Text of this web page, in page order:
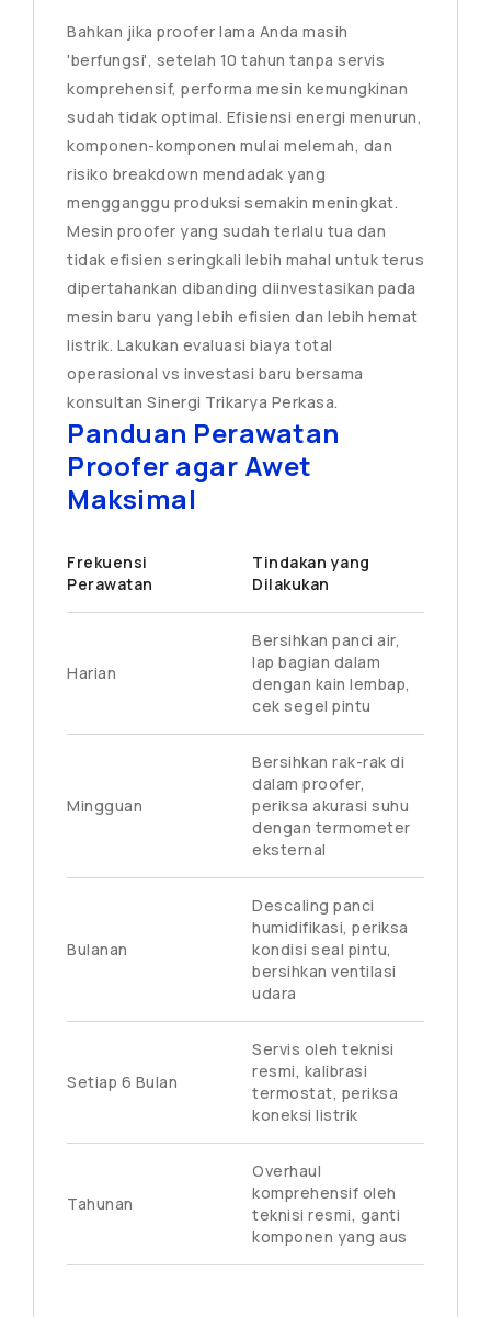
Bahkan jika proofer lama Anda masih
'berfungsi', setelah 10 tahun tanpa servis
komprehensif, performa mesin kemungkinan
sudah tidak optimal. Efisiensi energi menurun,
komponen-komponen mulai melemah, dan
risiko breakdown mendadak yang
mengganggu produksi semakin meningkat.
Mesin proofer yang sudah terlalu tua dan
tidak efisien seringkali lebih mahal untuk terus
dipertahankan dibanding diinvestasikan pada
mesin baru yang lebih efisien dan lebih hemat
listrik. Lakukan evaluasi biaya total
operasional vs investasi baru bersama
konsultan Sinergi Trikarya Perkasa.
Panduan Perawatan
Proofer agar Awet
Maksimal
Frekuensi
Perawatan
Tindakan yang
Dilakukan
Harian
Bersihkan panci air,
lap bagian dalam
dengan kain lembap,
cek segel pintu
Mingguan
Bersihkan rak-rak di
dalam proofer,
periksa akurasi suhu
dengan termometer
eksternal
Bulanan
Descaling panci
humidifikasi, periksa
kondisi seal pintu,
bersihkan ventilasi
udara
Setiap 6 Bulan
Servis oleh teknisi
resmi, kalibrasi
termostat, periksa
koneksi listrik
Tahunan
Overhaul
komprehensif oleh
teknisi resmi, ganti
komponen yang aus